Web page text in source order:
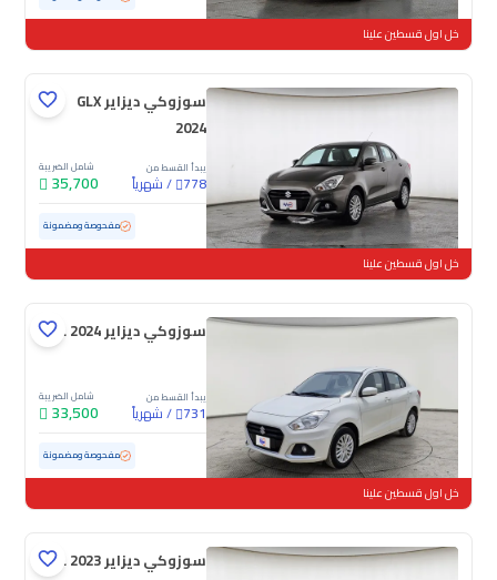
خل اول قسطين علينا
سوزوكي ديزاير GLX
2024
يبدأ القسط من
778
/شهرياً
شامل الضريبة
35,700
مستعملة 92,433 كم مفحوصة ومضمونة
خل اول قسطين علينا
سوزوكي ديزاير GL 2024
يبدأ القسط من
731
/شهرياً
شامل الضريبة
33,500
مستعملة 131,214 كم مفحوصة ومضمونة
خل اول قسطين علينا
سوزوكي ديزاير GL 2023